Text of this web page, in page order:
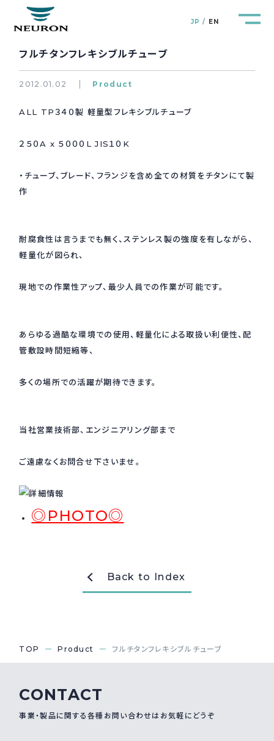
JP EN
管路防災研究所
製品＆サービス
新着情報
フルチタンフレキシブルチューブ
2012.01.02 Product
ALL TP３４０製 軽量型フレキシブルチューブ
２５０A x ５０００L JIS１０K
・チューブ、ブレード、フランジを含め全ての材質をチタンにて製
作
耐腐食性は言うまでも無く、ステンレス製の強度を有しながら、
軽量化が図られ、
現地での作業性アップ、最少人員での作業が可能です。
あらゆる過酷な環境での使用、軽量化による取扱い利便性、配
管敷設時間短縮等、
多くの場所での活躍が期待できます。
当社営業技術部、エンジニアリング部まで
ご遠慮なくお問合せ下さいませ。
◎PHOTO◎
Back to Index
TOP Product フルチタンフレキシブルチューブ
CONTACT
事業・製品に関する各種お問い合わせはお気軽にどうぞ